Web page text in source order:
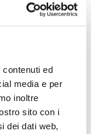
ed
media e per
inoltre
sito con i
dei dati web,